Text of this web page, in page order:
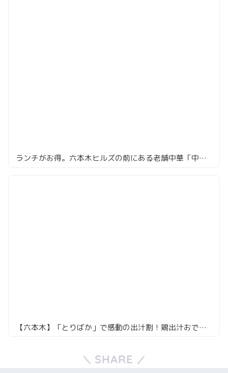
ランチがお得。六本木ヒルズの前にある老舗中華「中国飯店」
【六本木】「とりばか」で感動の出汁割！鶏出汁おでんとチューリップ唐揚げも絶品
SHARE